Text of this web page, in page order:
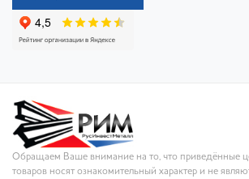
Обращаем Ваше внимание на то, что приведённые
товаров носят ознакомительный характер и не